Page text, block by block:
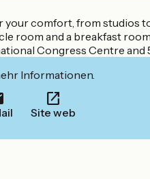
comfort, from studios
room and a breakfast
Congress Centre
Informationen.
Site web